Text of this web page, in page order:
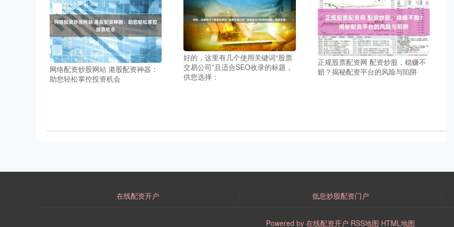
网络配资炒股网站 港股配资神器：
助您轻松掌控投资机会
好的，这里有几个使用关键词“股票
交易公司”且适合SEO收录的标题，
供您选择：
正规股票配资网 配资炒股，稳赚不
赔？揭秘配资平台的风险与陷阱
在线配资开户 低息炒股配资门户
Powered by 在线配资开户 RSS地图 HTML地图